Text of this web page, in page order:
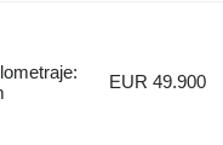
EUR 49.900